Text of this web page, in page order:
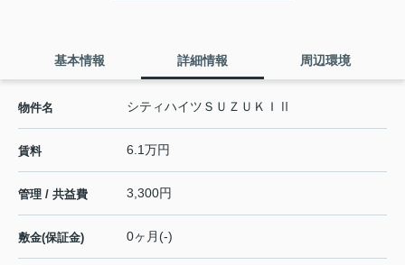
基本情報 詳細情報 周辺環境
物件名 シティハイツＳＵＺＵＫＩⅡ
賃料 6.1万円
管理 / 共益費 3,300円
敷金(保証金) 0ヶ月(-)